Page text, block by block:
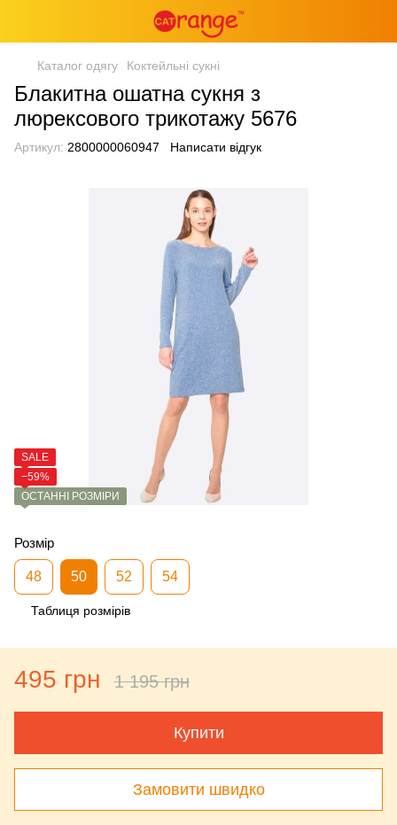
Каталог одягу Коктейльні сукні
Блакитна ошатна сукня з
люрексового трикотажу 5676
Артикул: 2800000060947 Написати відгук
SALE
−59%
ОСТАННІ РОЗМІРИ
Розмір
48 50 52 54
Таблиця розмірів
495 грн 1 195 грн
Купити
Замовити швидко